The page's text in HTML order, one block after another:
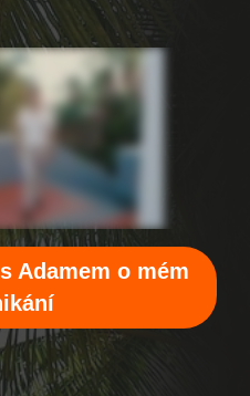
Adamem o mém